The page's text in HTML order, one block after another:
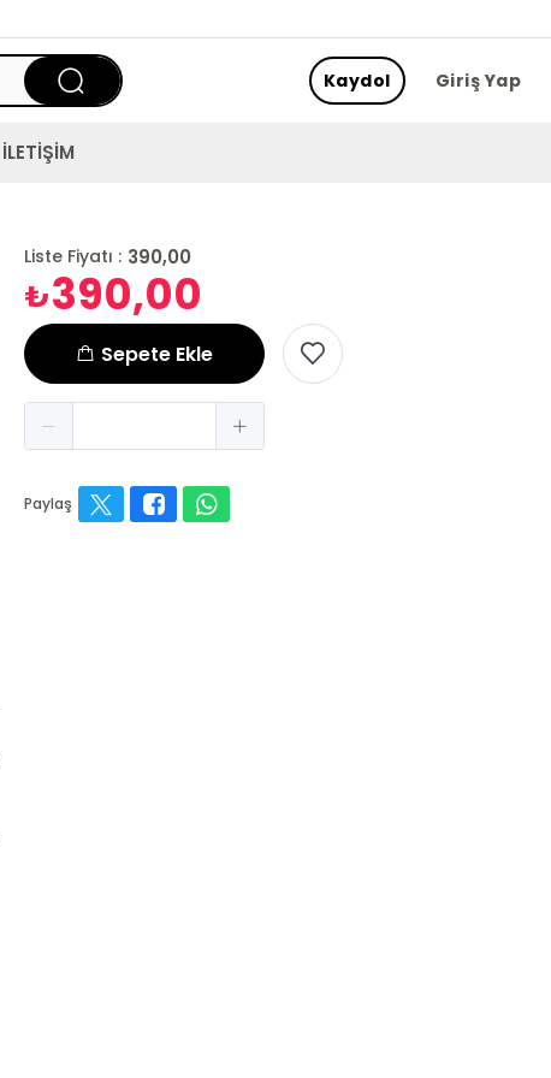
Giriş Yap
Kaydol
İLETİŞİM
Liste Fiyatı : 390,00
₺390,00
Sepete Ekle
Paylaş